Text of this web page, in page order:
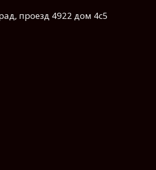
проезд 4922 дом 4с5